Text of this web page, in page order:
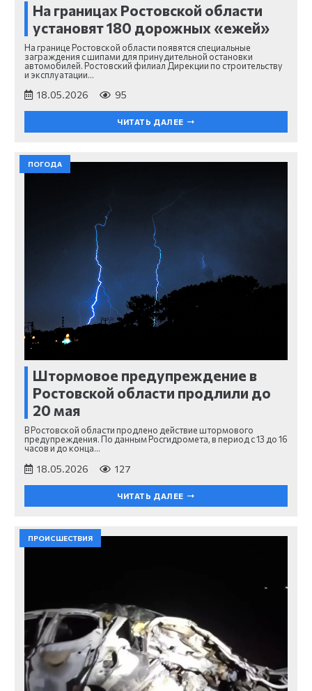
На границах Ростовской области
установят 180 дорожных «ежей»
На границе Ростовской области появятся специальные
заграждения с шипами для принудительной остановки
автомобилей. Ростовский филиал Дирекции по строительству
и эксплуатации…
18.05.2026 95
ЧИТАТЬ ДАЛЕЕ
ПОГОДА
Штормовое предупреждение в
Ростовской области продлили до
20 мая
В Ростовской области продлено действие штормового
предупреждения. По данным Росгидромета, в период с 13 до 16
часов и до конца…
18.05.2026 127
ЧИТАТЬ ДАЛЕЕ
ПРОИСШЕСТВИЯ